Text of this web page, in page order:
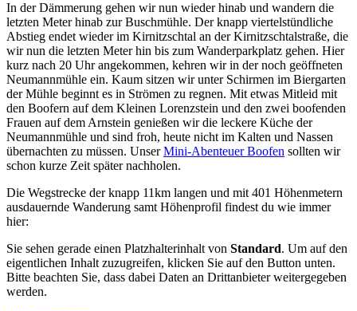
In der Dämmerung gehen wir nun wieder hinab und wandern die
letzten Meter hinab zur Buschmühle. Der knapp viertelstündliche
Abstieg endet wieder im Kirnitzschtal an der Kirnitzschtalstraße, die
wir nun die letzten Meter hin bis zum Wanderparkplatz gehen. Hier
kurz nach 20 Uhr angekommen, kehren wir in der noch geöffneten
Neumannmühle ein. Kaum sitzen wir unter Schirmen im Biergarten
der Mühle beginnt es in Strömen zu regnen. Mit etwas Mitleid mit
den Boofern auf dem Kleinen Lorenzstein und den zwei boofenden
Frauen auf dem Arnstein genießen wir die leckere Küche der
Neumannmühle und sind froh, heute nicht im Kalten und Nassen
übernachten zu müssen. UnserMini-Abenteuer Boofen sollten wir
schon kurze Zeit später nachholen.
Die Wegstrecke der knapp 11km langen und mit 401 Höhenmetern
ausdauernde Wanderung samt Höhenprofil findest du wie immer
hier:
Sie sehen gerade einen Platzhalterinhalt von Standard. Um auf den
eigentlichen Inhalt zuzugreifen, klicken Sie auf den Button unten.
Bitte beachten Sie, dass dabei Daten an Drittanbieter weitergegeben
werden.